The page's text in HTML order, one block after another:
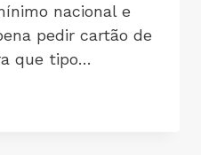
nacional e
pedir cartão de
que tipo…